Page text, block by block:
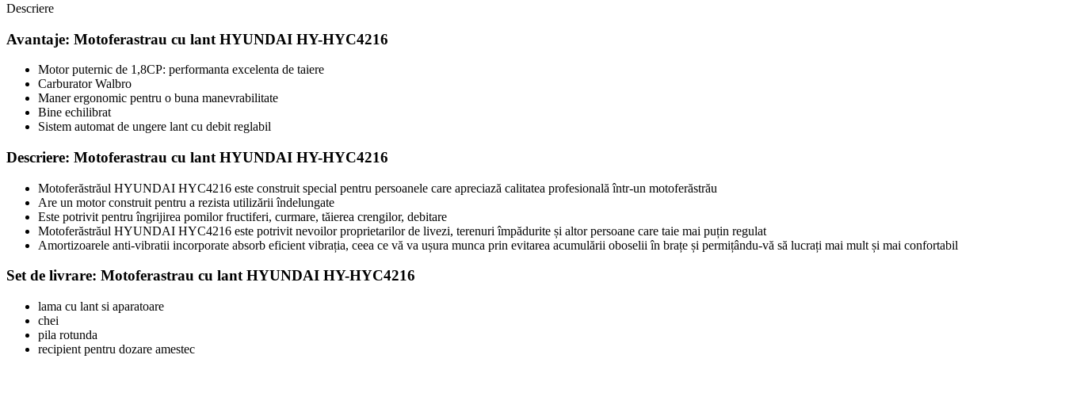
Descriere
Avantaje: Motoferastrau cu lant HYUNDAI HY-HYC4216
Motor puternic de 1,8CP: performanta excelenta de taiere
CarburatorWalbro
Maner ergonomic pentru o buna manevrabilitate
Bine echilibrat
Sistem automat de ungere lant cu debit reglabil
Descriere: Motoferastrau cu lant HYUNDAI HY-HYC4216
Motoferăstrăul HYUNDAI HYC4216 este construit special pentru persoanele care apreciază calitatea profesională într-un motoferăstrău
Are un motor construit pentru a rezista utilizării îndelungate
Este potrivit pentru îngrijirea pomilor fructiferi, curmare, tăierea crengilor, debitare
Motoferăstrăul HYUNDAI HYC4216 este potrivit nevoilor proprietarilor de livezi, terenuri împădurite și altor persoane care taie mai puțin regulat
Amortizoarele anti-vibratii incorporate absorb eficient vibrația, ceea ce vă va ușura munca prin evitarea acumulării oboselii în brațe și permițându-vă să lucrați mai mult și mai confortabil
Set de livrare: Motoferastrau cu lant HYUNDAI HY-HYC4216
lama cu lant si aparatoare
chei
pila rotunda
recipient pentru dozare amestec